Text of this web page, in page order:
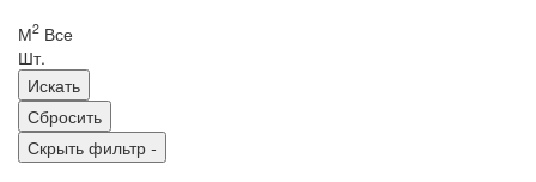
М2 Все
Шт.
Скрыть фильтр -